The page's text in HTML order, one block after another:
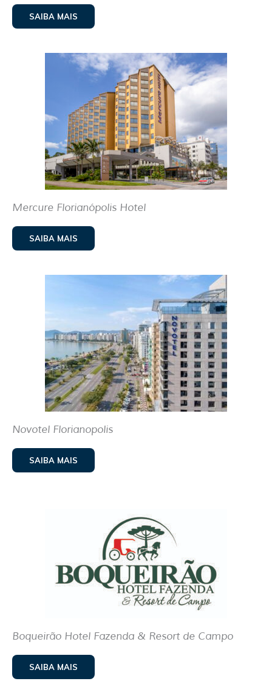
SAIBA MAIS
Mercure Florianópolis Hotel
SAIBA MAIS
Novotel Florianopolis
SAIBA MAIS
Boqueirão Hotel Fazenda & Resort de Campo
SAIBA MAIS